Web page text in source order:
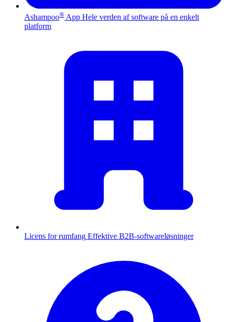
Ashampoo® App Hele verden af software på en enkelt
platform
Licens for rumfang Effektive B2B-softwareløsninger